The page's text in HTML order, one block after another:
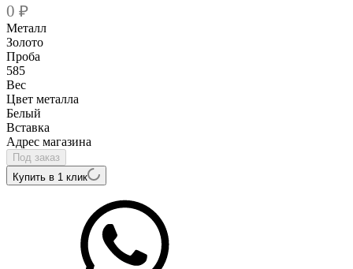
0 ₽
Металл
Золото
Проба
585
Вес
Цвет металла
Белый
Вcтавка
Адрес магазина
Под заказ
Купить в 1 клик